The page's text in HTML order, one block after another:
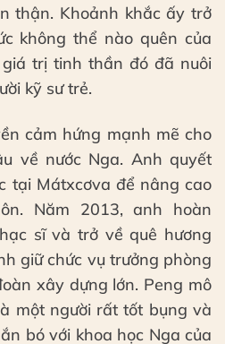
thận. Khoảnh khắc ấy trở
không thể nào quên của
trị tinh thần đó đã nuôi
kỹ sư trẻ.
cảm hứng mạnh mẽ cho
về nước Nga. Anh quyết
tại Mátxcơva để nâng cao
Năm 2013, anh hoàn
sĩ và trở về quê hương
giữ chức vụ trưởng phòng
xây dựng lớn. Peng mô
một người rất tốt bụng và
bó với khoa học Nga của